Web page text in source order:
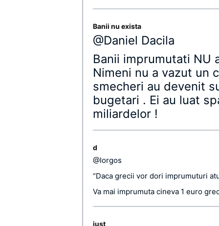
Banii nu exista
@Daniel Dacila
Banii imprumutati NU
Nimeni nu a vazut un
smecheri au devenit
bugetari . Ei au luat
miliardelor !
d
@Iorgos
“Daca grecii vor dori imprumuturi
Va mai imprumuta cineva 1 euro
just